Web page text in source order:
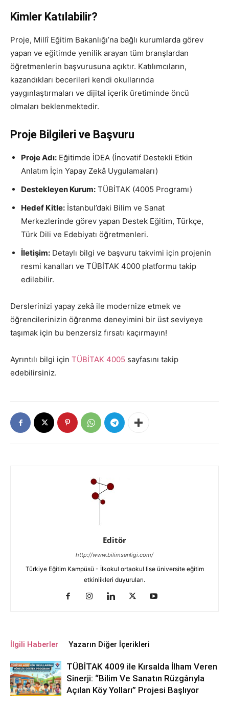
Kimler Katılabilir?
Proje, Millî Eğitim Bakanlığı’na bağlı kurumlarda görev
yapan ve eğitimde yenilik arayan tüm branşlardan
öğretmenlerin başvurusuna açıktır. Katılımcıların,
kazandıkları becerileri kendi okullarında
yaygınlaştırmaları ve dijital içerik üretiminde öncü
olmaları beklenmektedir.
Proje Bilgileri ve Başvuru
Proje Adı: Eğitimde İDEA (İnovatif Destekli Etkin
Anlatım İçin Yapay Zekâ Uygulamaları)
Destekleyen Kurum: TÜBİTAK (4005 Programı)
Hedef Kitle: İstanbul’daki Bilim ve Sanat
Merkezlerinde görev yapan Destek Eğitim, Türkçe,
Türk Dili ve Edebiyatı öğretmenleri.
İletişim: Detaylı bilgi ve başvuru takvimi için projenin
resmi kanalları ve TÜBİTAK 4000 platformu takip
edilebilir.
Derslerinizi yapay zekâ ile modernize etmek ve
öğrencilerinizin öğrenme deneyimini bir üst seviyeye
taşımak için bu benzersiz fırsatı kaçırmayın!
Ayrıntılı bilgi için TÜBİTAK 4005 sayfasını takip
edebilirsiniz.
Editör
http://www.bilimsenligi.com/
Türkiye Eğitim Kampüsü - İlkokul ortaokul lise üniversite eğitim
etkinlikleri duyuruları.
İlgili Haberler Yazarın Diğer İçerikleri
TÜBİTAK 4009 ile Kırsalda İlham Veren
Sinerji: “Bilim Ve Sanatın Rüzgârıyla
Açılan Köy Yolları” Projesi Başlıyor